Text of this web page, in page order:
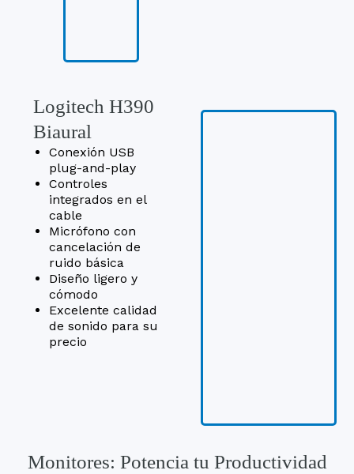
Logitech H390
Biaural
Conexión USB
plug-and-play
Controles
integrados en el
cable
Micrófono con
cancelación de
ruido básica
Diseño ligero y
cómodo
Excelente calidad
de sonido para su
precio
Monitores: Potencia tu Productividad